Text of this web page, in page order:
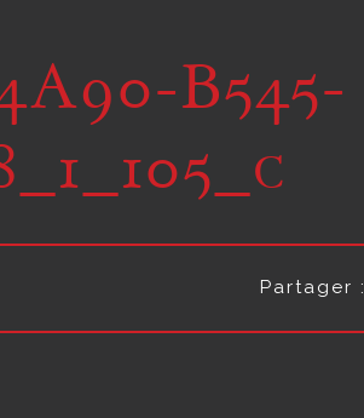
B545-
Partager :